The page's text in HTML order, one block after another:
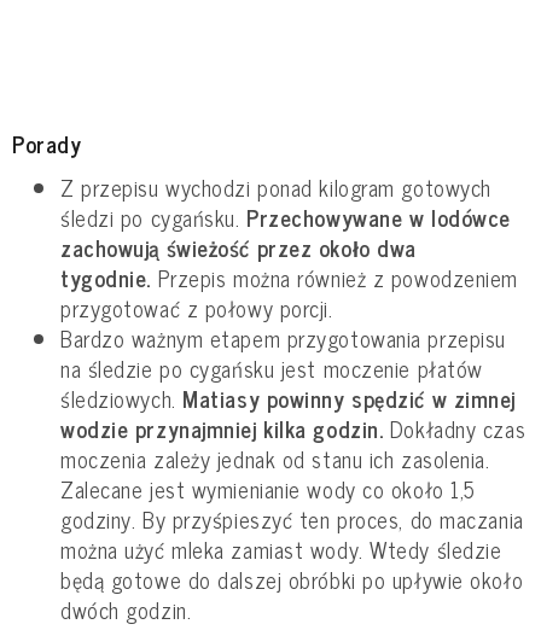
Porady
Z przepisu wychodzi ponad kilogram gotowych
śledzi po cygańsku. Przechowywane w lodówce
zachowują świeżość przez około dwa
tygodnie. Przepis można również z powodzeniem
przygotować z połowy porcji.
Bardzo ważnym etapem przygotowania przepisu
na śledzie po cygańsku jest moczenie płatów
śledziowych. Matiasy powinny spędzić w zimnej
wodzie przynajmniej kilka godzin. Dokładny czas
moczenia zależy jednak od stanu ich zasolenia.
Zalecane jest wymienianie wody co około 1,5
godziny. By przyśpieszyć ten proces, do maczania
można użyć mleka zamiast wody. Wtedy śledzie
będą gotowe do dalszej obróbki po upływie około
dwóch godzin.